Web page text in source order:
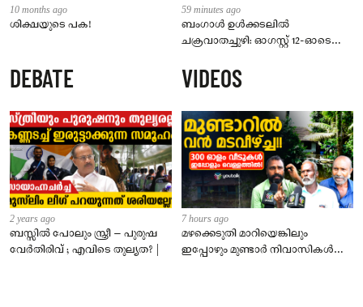
10 months ago
ശിക്ഷയുടെ പക!
59 minutes ago
ബംഗാൾ ഉൾക്കടലിൽ
ചക്രവാതച്ചുഴി: ഓഗസ്റ്റ് 12-ഓടെ
ദിവസം മഴ മുന്നറിയിപ്പ്
DEBATE
2 years ago
ബസ്സിൽ പോലും സ്ത്രീ – പുരുഷ
വേർതിരിവ് ; എവിടെ തുല്യത? |
VIDEOS
7 hours ago
മഴക്കെടുതി മാറിയെങ്കിലും
ഇപ്പോഴും മുണ്ടാർ നിവാസികൾ